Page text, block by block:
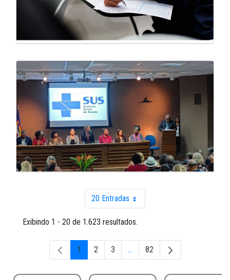
20 EntradasPor página
Exibindo 1 - 20 de 1.623 resultados.
Página
1 Página
2 Página
3 ...Páginas intermediárias Usar
Página
82